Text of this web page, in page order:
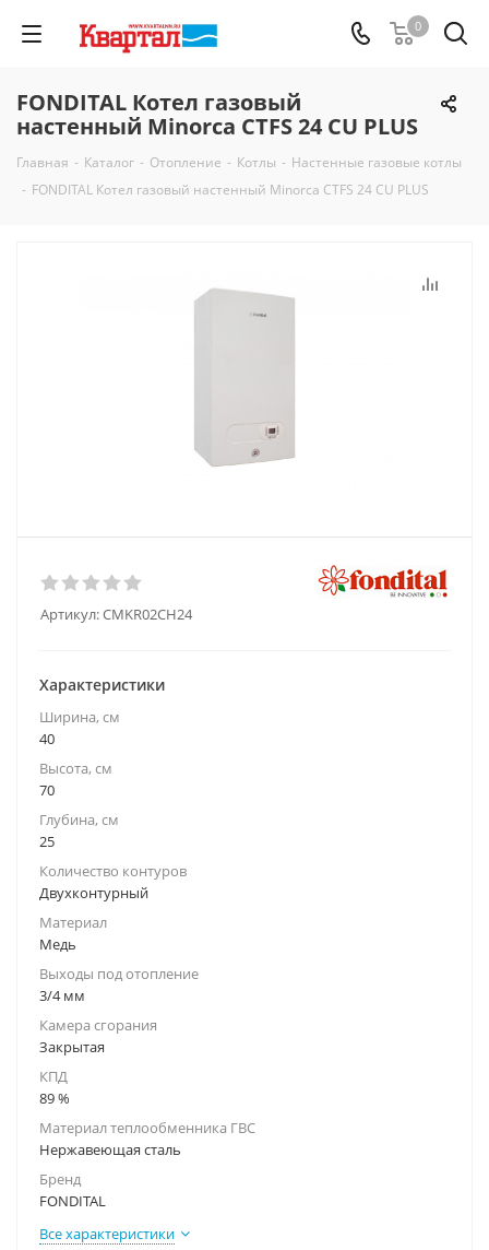
0
FONDITAL Котел газовый
настенный Minorca CTFS 24 CU PLUS
Главная - Каталог - Отопление - Котлы - Настенные газовые котлы
- FONDITAL Котел газовый настенный Minorca CTFS 24 CU PLUS
Артикул:CMKR02CH24
Характеристики
Ширина, см
40
Высота, см
70
Глубина, см
25
Количество контуров
Двухконтурный
Материал
Медь
Выходы под отопление
3/4 мм
Камера сгорания
Закрытая
КПД
89 %
Материал теплообменника ГВС
Нержавеющая сталь
Бренд
FONDITAL
Все характеристики